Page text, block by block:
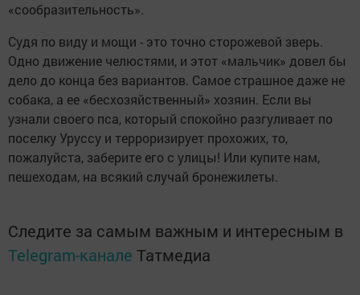
«сообразительность».
Судя по виду и мощи - это точно сторожевой зверь.
Одно движение челюстями, и этот «мальчик» довел бы
дело до конца без вариантов. Самое страшное даже не
собака, а ее «бесхозяйственный» хозяин. Если вы
узнали своего пса, который спокойно разгуливает по
поселку Уруссу и терроризирует прохожих, то,
пожалуйста, заберите его с улицы! Или купите нам,
пешеходам, на всякий случай бронежилеты.
Следите за самым важным и интересным в
Telegram-канале Татмедиа